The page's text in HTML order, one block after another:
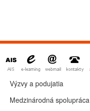
Výzvy a podujatia
Medzinárodná spolupráca